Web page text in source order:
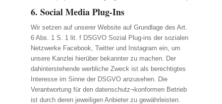
6. Social Media Plug-Ins
Wir setzen auf unserer Website auf Grundlage des Art.
6 Abs. 1 S. 1 lit. f DSGVO Sozial Plug-ins der sozialen
Netzwerke Facebook, Twitter und Instagram ein, um
unsere Kanzlei hierüber bekannter zu machen. Der
dahinterstehende werbliche Zweck ist als berechtigtes
Interesse im Sinne der DSGVO anzusehen. Die
Verantwortung für den datenschutz¬konformen Betrieb
ist durch deren jeweiligen Anbieter zu gewährleisten.